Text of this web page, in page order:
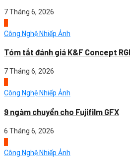
7 Tháng 6, 2026
Công Nghệ Nhiếp Ảnh
Tóm tắt đánh giá K&F Concept
7 Tháng 6, 2026
Công Nghệ Nhiếp Ảnh
9 ngàm chuyển cho Fujifilm GFX
6 Tháng 6, 2026
Công Nghệ Nhiếp Ảnh